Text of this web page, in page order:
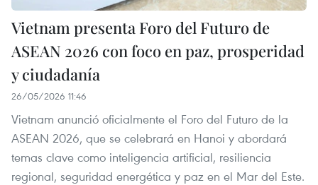
Vietnam presenta Foro del Futuro de
ASEAN 2026 con foco en paz, prosperidad
y ciudadanía
26/05/2026 11:46
Vietnam anunció oficialmente el Foro del Futuro de la
ASEAN 2026, que se celebrará en Hanoi y abordará
temas clave como inteligencia artificial, resiliencia
regional, seguridad energética y paz en el Mar del Este.